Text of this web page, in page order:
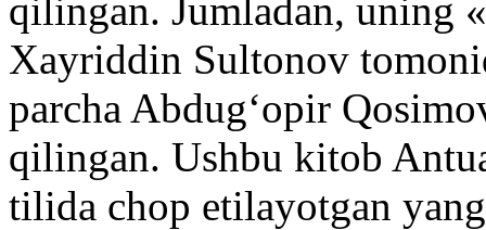
qilingan. Jumladan, uning
Xayriddin Sultonov
parcha Abdug‘opir
qilingan. Ushbu kitob
tilida chop etilayotgan